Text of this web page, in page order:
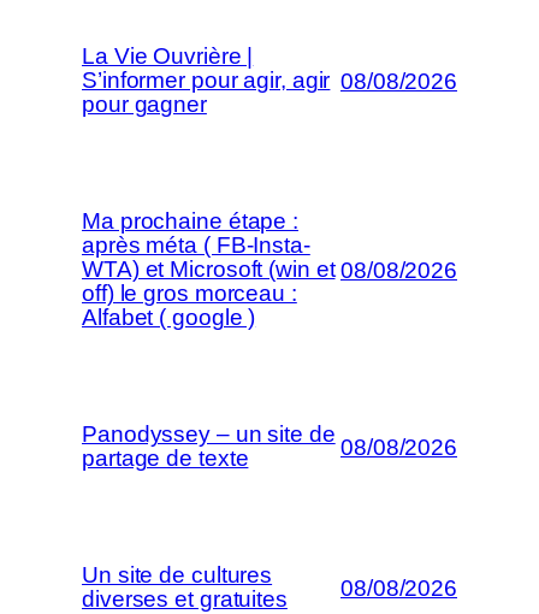
La Vie Ouvrière |
S’informer pour agir, agir
pour gagner
08/08/2026
Ma prochaine étape :
après méta ( FB-Insta-
WTA) et Microsoft (win et
off) le gros morceau :
Alfabet ( google )
08/08/2026
Panodyssey – un site de
partage de texte
08/08/2026
Un site de cultures
diverses et gratuites
08/08/2026